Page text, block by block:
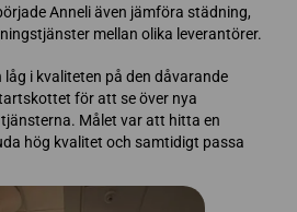
Anneli även jämföra städning,
mellan olika leverantörer.
i kvaliteten på den dåvarande
för att se över nya
Målet var att hitta en
hög kvalitet och samtidigt passa